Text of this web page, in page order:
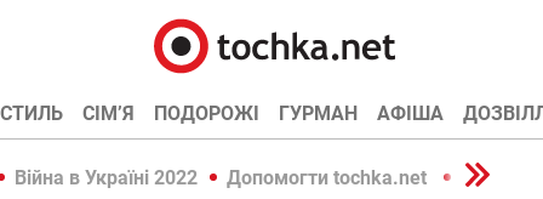
СТИЛЬ СІМ’Я ПОДОРОЖІ ГУРМАН АФІША
Війна в Україні 2022 Допомогти tochka.net Війна в